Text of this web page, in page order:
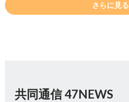
さらに見る
共同通信 47NEWS